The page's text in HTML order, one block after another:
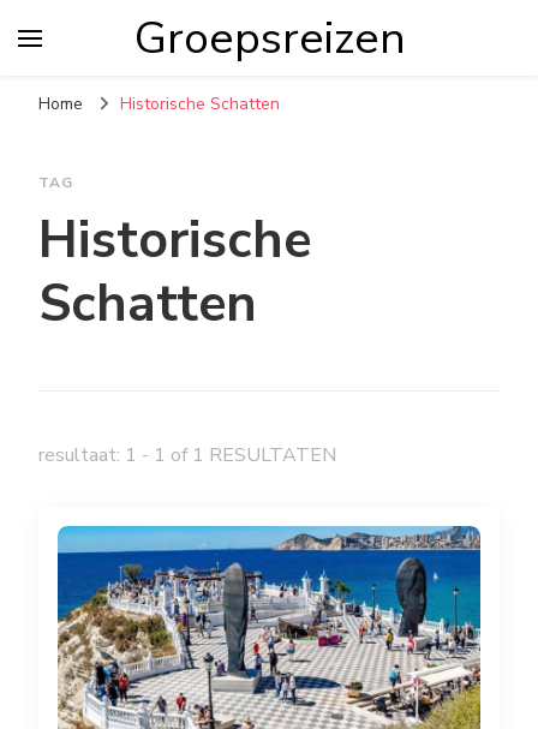
Groepsreizen
Home Historische Schatten
TAG
Historische
Schatten
resultaat: 1 - 1 of 1 RESULTATEN